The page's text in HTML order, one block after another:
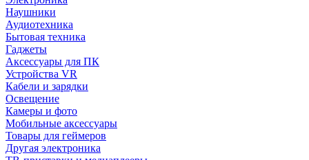
Наушники
Аудиотехника
Бытовая техника
Гаджеты
Аксессуары для ПК
Устройства VR
Кабели и зарядки
Освещение
Камеры и фото
Мобильные аксессуары
Товары для геймеров
Другая электроника